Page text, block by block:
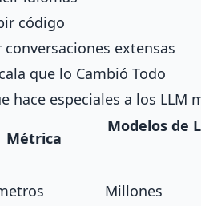
código
conversaciones extensas
que lo Cambió Todo
hace especiales a los LLM
Métrica
Modelos de
Millones